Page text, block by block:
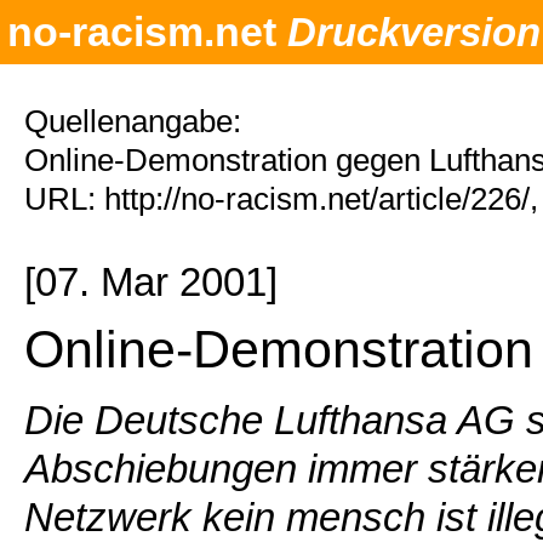
no-racism.net Druckversion
Quellenangabe:
Online-Demonstration gegen
URL: http://no-racism.net/article/
[07. Mar 2001]
Online-
Die Deutsche Lufthansa AG
Abschiebungen immer
Netzwerk kein mensch ist